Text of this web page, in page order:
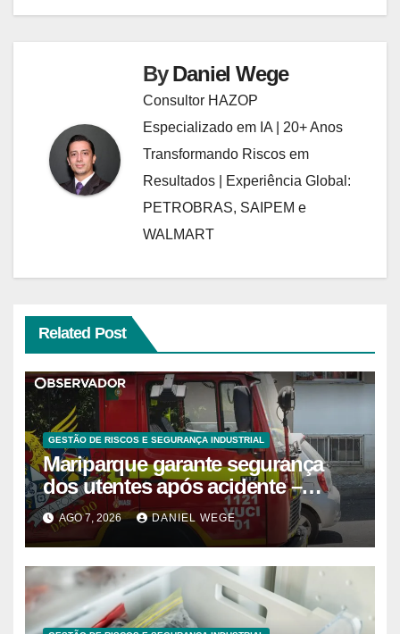
ByDaniel Wege
Consultor HAZOP
Especializado em IA | 20+ Anos
Transformando Riscos em
Resultados | Experiência Global:
PETROBRAS, SAIPEM e
WALMART
Related Post
GESTÃO DE RISCOS E SEGURANÇA INDUSTRIAL
Mariparque garante segurança
dos utentes após acidente –
Observador
AGO 7, 2026 DANIEL WEGE